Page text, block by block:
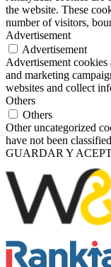
the website. These
number of visitors,
Advertisement
Advertisement
Advertisement
and marketing
websites and collect
Others
Others
Other uncategorized
have not been
GUARDAR Y